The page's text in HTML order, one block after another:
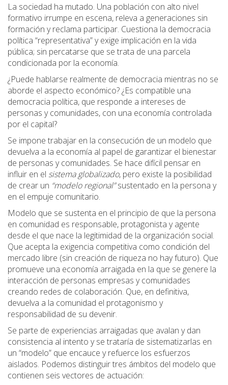
La sociedad ha mutado. Una población con alto nivel
formativo irrumpe en escena, releva a generaciones sin
formación y reclama participar. Cuestiona la democracia
política “representativa” y exige implicación en la vida
pública; sin percatarse que se trata de una parcela
condicionada por la economía.
¿Puede hablarse realmente de democracia mientras no se
aborde el aspecto económico? ¿Es compatible una
democracia política, que responde a intereses de
personas y comunidades, con una economía controlada
por el capital?
Se impone trabajar en la consecución de un modelo que
devuelva a la economía al papel de garantizar el bienestar
de personas y comunidades. Se hace difícil pensar en
influir en el sistema globalizado, pero existe la posibilidad
de crear un “modelo regional”sustentado en la persona y
en el empuje comunitario.
Modelo que se sustenta en el principio de que la persona
en comunidad es responsable, protagonista y agente
desde el que nace la legitimidad de la organización social.
Que acepta la exigencia competitiva como condición del
mercado libre (sin creación de riqueza no hay futuro). Que
promueve una economía arraigada en la que se genere la
interacción de personas empresas y comunidades
creando redes de colaboración. Que, en definitiva,
devuelva a la comunidad el protagonismo y
responsabilidad de su devenir.
Se parte de experiencias arraigadas que avalan y dan
consistencia al intento y se trataría de sistematizarlas en
un “modelo” que encauce y refuerce los esfuerzos
aislados. Podemos distinguir tres ámbitos del modelo que
contienen seis vectores de actuación: